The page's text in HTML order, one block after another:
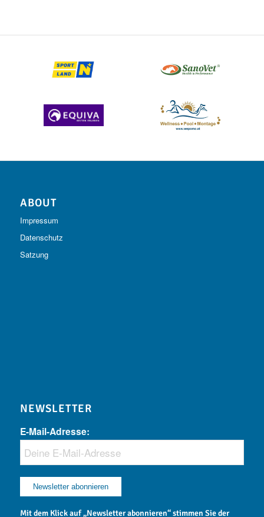
ABOUT
Impressum
Datenschutz
Satzung
NEWSLETTER
E-Mail-Adresse:
Mit dem Klick auf „Newsletter abonnieren“ stimmen Sie der